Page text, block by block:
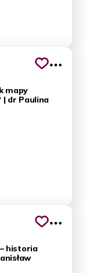
mapy
| dr Paulina
historia